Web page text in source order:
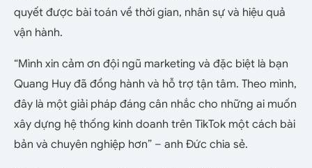
quyết được bài toán về thời gian, nhân sự và hiệu quả
vận hành.
“Mình xin cảm ơn đội ngũ marketing và đặc biệt là bạn
Quang Huy đã đồng hành và hỗ trợ tận tâm. Theo mình,
đây là một giải pháp đáng cân nhắc cho những ai muốn
xây dựng hệ thống kinh doanh trên TikTok một cách bài
bản và chuyên nghiệp hơn” – anh Đức chia sẻ.